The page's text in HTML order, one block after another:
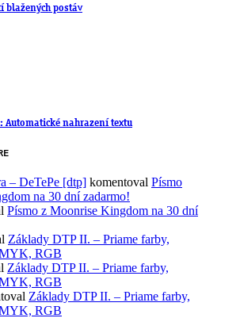
blažených postáv
nahrazení textu
– DeTePe [dtp] komentoval Písmo
na 30 dní zadarmo!
Písmo z Moonrise Kingdom na 30 dní
Základy DTP II. – Priame farby,
RGB
Základy DTP II. – Priame farby,
RGB
Základy DTP II. – Priame farby,
RGB